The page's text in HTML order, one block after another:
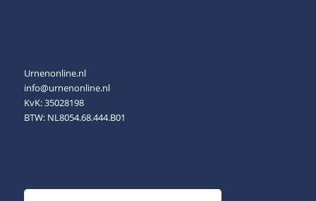
Urnenonline.nl
info@urnenonline.nl
KvK: 35028198
BTW: NL8054.68.444.B01